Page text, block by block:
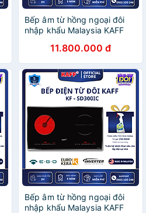
Bếp âm từ hồng ngoại đôi
nhập khẩu Malaysia KAFF
11.800.000 đ
Bếp âm từ hồng ngoại đôi
nhập khẩu Malaysia KAFF